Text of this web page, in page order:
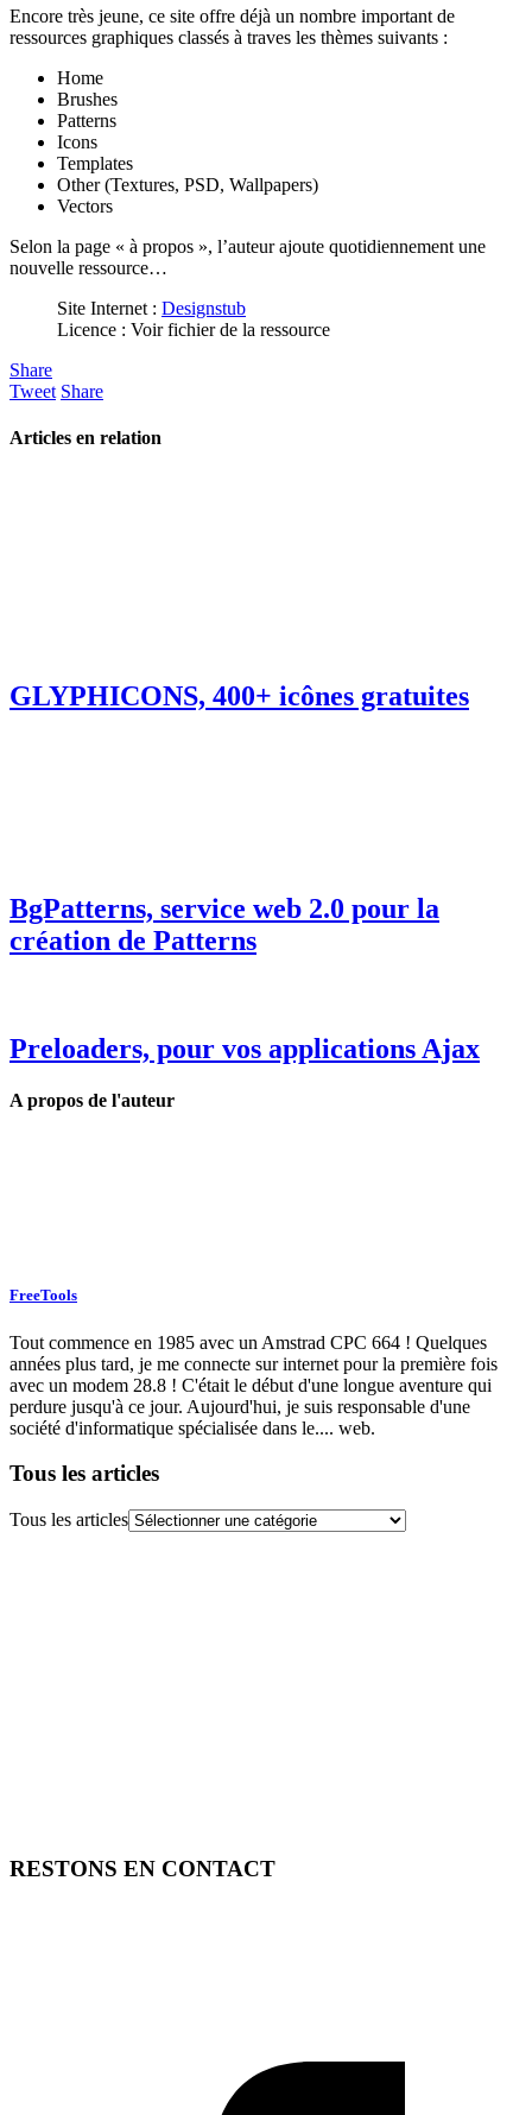
Encore très jeune, ce site offre déjà un nombre important de
ressources graphiques classés à traves les thèmes suivants :
Home
Brushes
Patterns
Icons
Templates
Other (Textures, PSD, Wallpapers)
Vectors
Selon la page « à propos », l’auteur ajoute quotidiennement une
nouvelle ressource…
Site Internet : Designstub
Licence : Voir fichier de la ressource
Share
Tweet Share
Articles en relation
GLYPHICONS, 400+ icônes gratuites
BgPatterns, service web 2.0 pour la
création de Patterns
Preloaders, pour vos applications Ajax
A propos de l'auteur
FreeTools
Tout commence en 1985 avec un Amstrad CPC 664 ! Quelques
années plus tard, je me connecte sur internet pour la première fois
avec un modem 28.8 ! C'était le début d'une longue aventure qui
perdure jusqu'à ce jour. Aujourd'hui, je suis responsable d'une
société d'informatique spécialisée dans le.... web.
Tous les articles
Tous les articles
RESTONS EN CONTACT